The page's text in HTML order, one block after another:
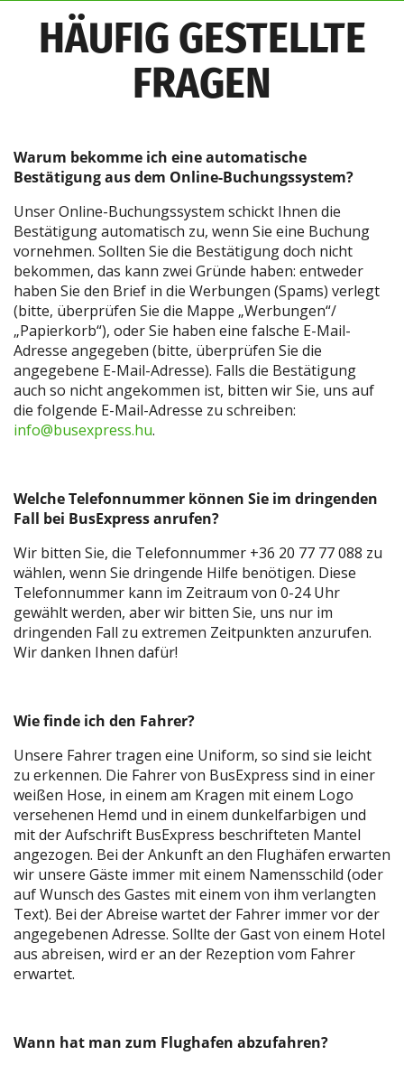
HÄUFIG GESTELLTE
FRAGEN
Warum bekomme ich eine automatische
Bestätigung aus dem Online-Buchungssystem?
Unser Online-Buchungssystem schickt Ihnen die
Bestätigung automatisch zu, wenn Sie eine Buchung
vornehmen. Sollten Sie die Bestätigung doch nicht
bekommen, das kann zwei Gründe haben: entweder
haben Sie den Brief in die Werbungen (Spams) verlegt
(bitte, überprüfen Sie die Mappe „Werbungen“/
„Papierkorb“), oder Sie haben eine falsche E-Mail-
Adresse angegeben (bitte, überprüfen Sie die
angegebene E-Mail-Adresse). Falls die Bestätigung
auch so nicht angekommen ist, bitten wir Sie, uns auf
die folgende E-Mail-Adresse zu schreiben:
info@busexpress.hu.
Welche Telefonnummer können Sie im dringenden
Fall bei BusExpress anrufen?
Wir bitten Sie, die Telefonnummer +36 20 77 77 088 zu
wählen, wenn Sie dringende Hilfe benötigen. Diese
Telefonnummer kann im Zeitraum von 0-24 Uhr
gewählt werden, aber wir bitten Sie, uns nur im
dringenden Fall zu extremen Zeitpunkten anzurufen.
Wir danken Ihnen dafür!
Wie finde ich den Fahrer?
Unsere Fahrer tragen eine Uniform, so sind sie leicht
zu erkennen. Die Fahrer von BusExpress sind in einer
weißen Hose, in einem am Kragen mit einem Logo
versehenen Hemd und in einem dunkelfarbigen und
mit der Aufschrift BusExpress beschrifteten Mantel
angezogen. Bei der Ankunft an den Flughäfen erwarten
wir unsere Gäste immer mit einem Namensschild (oder
auf Wunsch des Gastes mit einem von ihm verlangten
Text). Bei der Abreise wartet der Fahrer immer vor der
angegebenen Adresse. Sollte der Gast von einem Hotel
aus abreisen, wird er an der Rezeption vom Fahrer
erwartet.
Wann hat man zum Flughafen abzufahren?